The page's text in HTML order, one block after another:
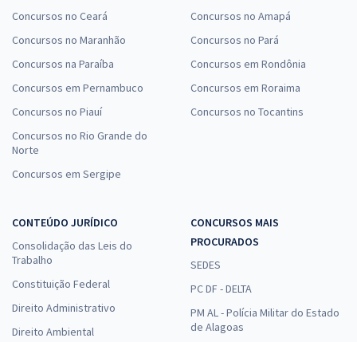
Concursos no Ceará
Concursos no Maranhão
Concursos na Paraíba
Concursos em Pernambuco
Concursos no Piauí
Concursos no Rio Grande do
Norte
Concursos em Sergipe
Concursos no Amapá
Concursos no Pará
Concursos em Rondônia
Concursos em Roraima
Concursos no Tocantins
CONTEÚDO JURÍDICO
Consolidação das Leis do
Trabalho
Constituição Federal
Direito Administrativo
Direito Ambiental
CONCURSOS MAIS
PROCURADOS
SEDES
PC DF - DELTA
PM AL - Polícia Militar do Estado
de Alagoas